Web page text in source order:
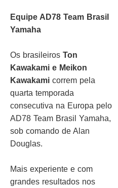
Equipe AD78 Team Brasil
Yamaha
Os brasileiros Ton
Kawakami e Meikon
Kawakami correm pela
quarta temporada
consecutiva na Europa pelo
AD78 Team Brasil Yamaha,
sob comando de Alan
Douglas.
Mais experiente e com
grandes resultados nos